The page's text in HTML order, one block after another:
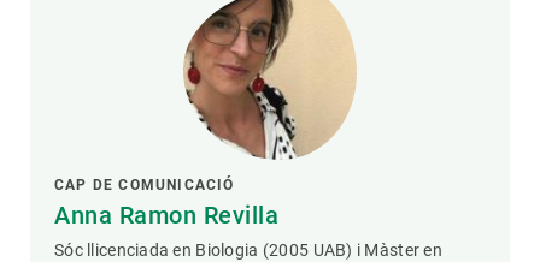
CAP DE COMUNICACIÓ
Anna Ramon Revilla
Sóc llicenciada en Biologia (2005 UAB) i Màster en